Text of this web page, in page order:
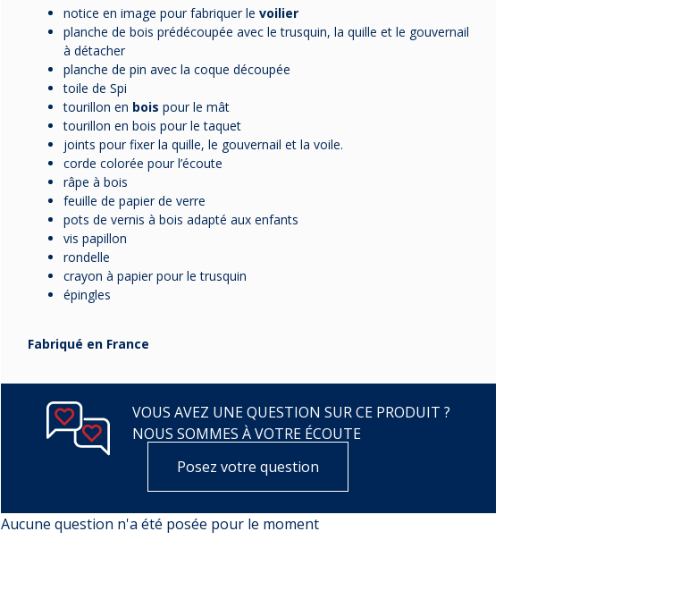
notice en image pour fabriquer le voilier
planche de bois prédécoupée avec le trusquin, la quille et le gouvernail
à détacher
planche de pin avec la coque découpée
toile de Spi
tourillon en bois pour le mât
tourillon en bois pour le taquet
joints pour fixer la quille, le gouvernail et la voile.
corde colorée pour l’écoute
râpe à bois
feuille de papier de verre
pots de vernis à bois adapté aux enfants
vis papillon
rondelle
crayon à papier pour le trusquin
épingles
Fabriqué en France
VOUS AVEZ UNE QUESTION SUR CE PRODUIT ?
NOUS SOMMES À VOTRE ÉCOUTE
Posez votre question
Aucune question n'a été posée pour le moment